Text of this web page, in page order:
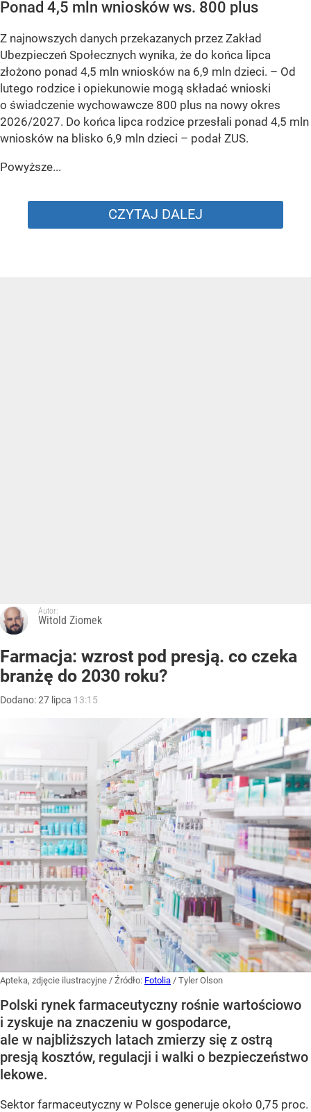
Ponad 4,5 mln wniosków ws. 800 plus
Z najnowszych danych przekazanych przez Zakład
Ubezpieczeń Społecznych wynika, że do końca lipca
złożono ponad 4,5 mln wniosków na 6,9 mln dzieci. – Od
lutego rodzice i opiekunowie mogą składać wnioski
o świadczenie wychowawcze 800 plus na nowy okres
2026/2027. Do końca lipca rodzice przesłali ponad 4,5 mln
wniosków na blisko 6,9 mln dzieci – podał ZUS.
Powyższe...
CZYTAJ DALEJ
Autor:
Witold Ziomek
Farmacja: wzrost pod presją. co czeka
branżę do 2030 roku?
Dodano:27 lipca 13:15
Apteka, zdjęcie ilustracyjne / Źródło: Fotolia / Tyler Olson
Polski rynek farmaceutyczny rośnie wartościowo
i zyskuje na znaczeniu w gospodarce,
ale w najbliższych latach zmierzy się z ostrą
presją kosztów, regulacji i walki o bezpieczeństwo
lekowe.
Sektor farmaceutyczny w Polsce generuje około 0,75 proc.